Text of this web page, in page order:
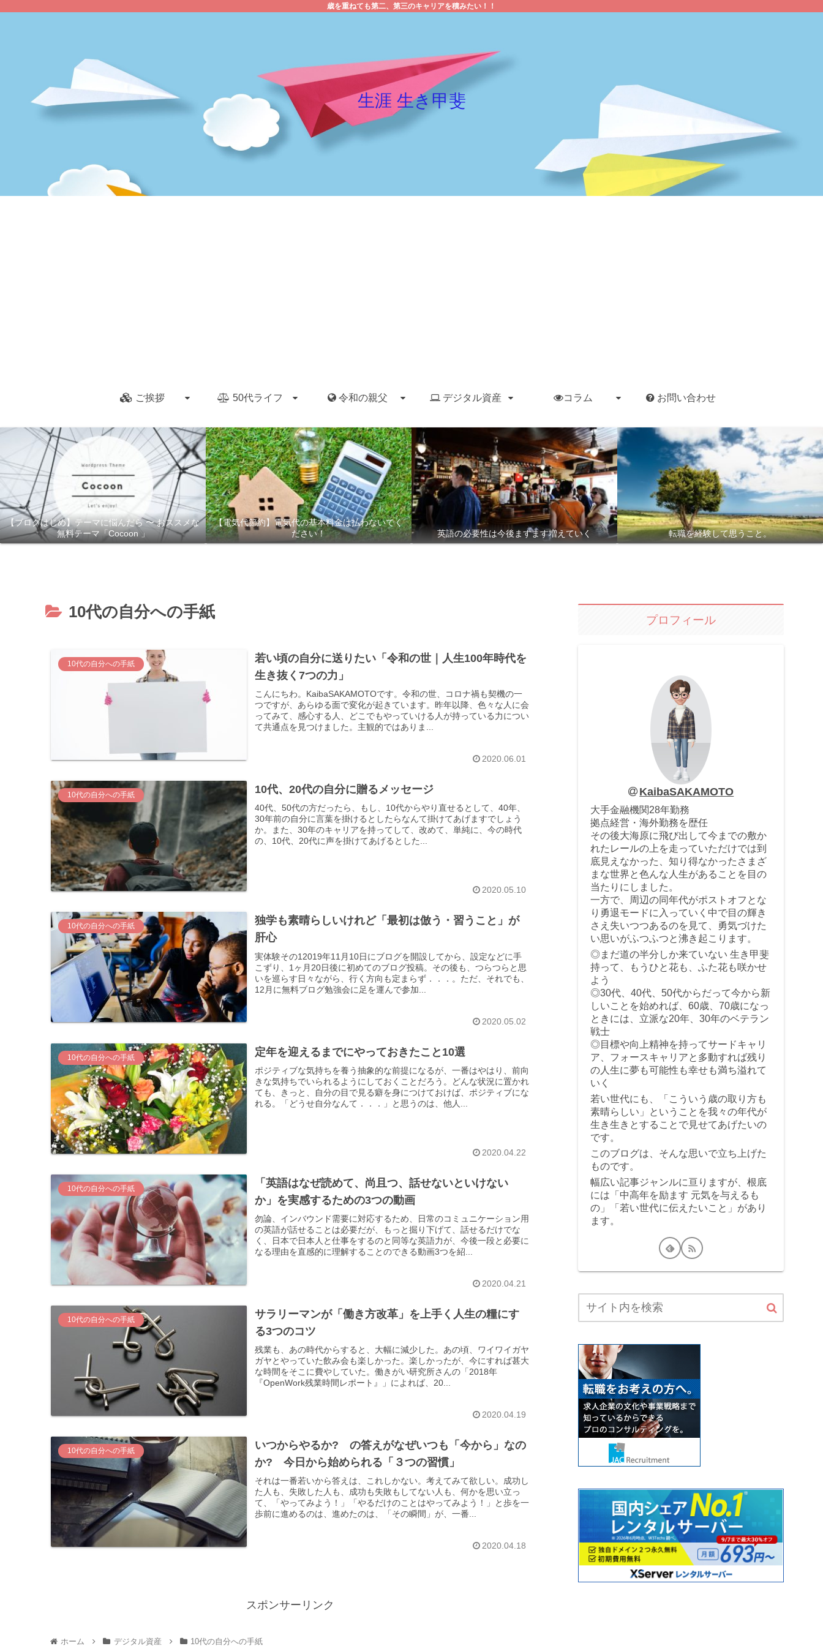
歳を重ねても第二、第三のキャリアを積みたい！！
生涯 生き甲斐
ご挨拶 50代ライフ 令和の親父 デジタル資産 コラム お問い合わせ
【ブログはじめ】テーマに悩んだら 〜 おススメな
無料テーマ「Cocoon 」
【電気代節約】電気代の基本料金は払わないでく
ださい！
英語の必要性は今後ますます増えていく 転職を経験して思うこと。
10代の自分への手紙
10代の自分への手紙
若い頃の自分に送りたい「令和の世｜人生100年時代を
生き抜く7つの力」
こんにちわ。KaibaSAKAMOTOです。令和の世、コロナ禍も契機の一
つですが、あらゆる面で変化が起きています。昨年以降、色々な人に会
ってみて、感心する人、どこでもやっていける人が持っている力につい
て共通点を見つけました。主観的ではありま...
2020.06.01
10代の自分への手紙 10代、20代の自分に贈るメッセージ
40代、50代の方だったら、もし、10代からやり直せるとして、40年、
30年前の自分に言葉を掛けるとしたらなんて掛けてあげますでしょう
か。また、30年のキャリアを持ってして、改めて、単純に、今の時代
の、10代、20代に声を掛けてあげるとした...
2020.05.10
10代の自分への手紙
独学も素晴らしいけれど「最初は倣う・習うこと」が
肝心
実体験その12019年11月10日にブログを開設してから、設定などに手
こずり、1ヶ月20日後に初めてのブログ投稿。その後も、つらつらと思
いを巡らす日々ながら、行く方向も定まらず．．．。ただ、それでも、
12月に無料ブログ勉強会に足を運んで参加...
2020.05.02
10代の自分への手紙 定年を迎えるまでにやっておきたこと10選
ポジティブな気持ちを養う抽象的な前提になるが、一番はやはり、前向
きな気持ちでいられるようにしておくことだろう。どんな状況に置かれ
ても、きっと、自分の目で見る癖を身につけておけば、ポジティブにな
れる。「どうせ自分なんて．．．」と思うのは、他人...
2020.04.22
10代の自分への手紙
「英語はなぜ読めて、尚且つ、話せないといけない
か」を実感するための3つの動画
勿論、インバウンド需要に対応するため、日常のコミュニケーション用
の英語が話せることは必要だが、もっと掘り下げて、話せるだけでな
く、日本で日本人と仕事をするのと同等な英語力が、今後一段と必要に
なる理由を直感的に理解することのできる動画3つを紹...
2020.04.21
10代の自分への手紙
サラリーマンが「働き方改革」を上手く人生の糧にす
る3つのコツ
残業も、あの時代からすると、大幅に減少した。あの頃、ワイワイガヤ
ガヤとやっていた飲み会も楽しかった。楽しかったが、今にすれば甚大
な時間をそこに費やしていた。働きがい研究所さんの「2018年
『OpenWork残業時間レポート』」によれば、20...
2020.04.19
10代の自分への手紙
いつからやるか? の答えがなぜいつも「今から」なの
か? 今日から始められる「３つの習慣」
それは一番若いから答えは、これしかない。考えてみて欲しい。成功し
た人も、失敗した人も、成功も失敗もしてない人も、何かを思い立っ
て、「やってみよう！」「やるだけのことはやってみよう！」と歩を一
歩前に進めるのは、進めたのは、「その瞬間」が、一番...
2020.04.18
スポンサーリンク
ホーム デジタル資産 10代の自分への手紙
プロフィール
KaibaSAKAMOTO
大手金融機関28年勤務
拠点経営・海外勤務を歴任
その後大海原に飛び出して今までの敷か
れたレールの上を走っていただけでは到
底見えなかった、知り得なかったさまざ
まな世界と色んな人生があることを目の
当たりにしました。
一方で、周辺の同年代がポストオフとな
り勇退モードに入っていく中で目の輝き
さえ失いつつあるのを見て、勇気づけた
い思いがふつふつと沸き起こります。
◎まだ道の半分しか来ていない 生き甲斐
持って、もうひと花も、ふた花も咲かせ
よう
◎30代、40代、50代からだって今から新
しいことを始めれば、60歳、70歳になっ
ときには、立派な20年、30年のベテラン
戦士
◎目標や向上精神を持ってサードキャリ
ア、フォースキャリアと多動すれば残り
の人生に夢も可能性も幸せも満ち溢れて
いく
若い世代にも、「こういう歳の取り方も
素晴らしい」ということを我々の年代が
生き生きとすることで見せてあげたいの
です。
このブログは、そんな思いで立ち上げた
ものです。
幅広い記事ジャンルに亘りますが、根底
には「中高年を励ます 元気を与えるも
の」「若い世代に伝えたいこと」があり
ます。